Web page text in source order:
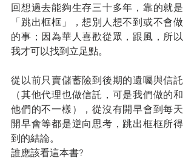
回想過去能夠生存三十多年，靠的就是
「跳出框框」，想別人想不到或不會做
的事；因為華人喜歡從眾，跟風，所以
我才可以找到立足點。
從以前只賣儲蓄險到後期的遺囑與信託
（其他代理也做信託，可是我們做的和
他們的不一樣），從沒有開早會到每天
開早會等都是逆向思考，跳出框框所得
到的結論。
誰應該看這本書?